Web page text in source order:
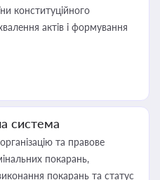
конституційного
актів і формування
система
та правове
покарань,
покарань та статус